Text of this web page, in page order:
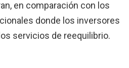
en comparación con los
donde los inversores
servicios de reequilibrio.